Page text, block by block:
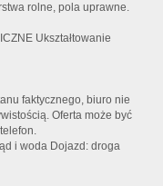
rolne, pola uprawne.
Ukształtowanie
faktycznego, biuro nie
Oferta może być
i woda Dojazd: droga